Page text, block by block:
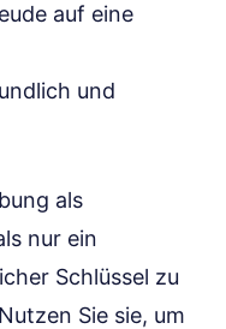
auf eine
und
als
nur ein
Schlüssel zu
Sie sie, um